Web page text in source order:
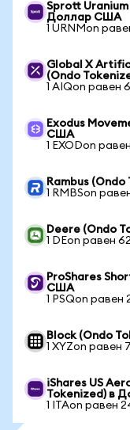
Sprott Uranium
Доллар США
1 URNMon
Global X
(Ondo
1 AIQon равен
Exodus
США
1 EXODon
Rambus
1 RMBSon
Deere (Ondo
1 DEon равен
ProShares
США
1 PSQon равен
Block (Ondo
1 XYZon равен
iShares US
Tokenized) в
1 ITAon равен